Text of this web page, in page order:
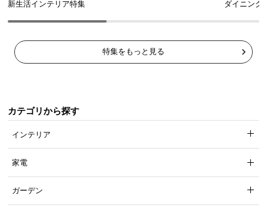
新生活インテリア特集 ダイニング
特集をもっと見る
カテゴリから探す
インテリア
家電
ガーデン